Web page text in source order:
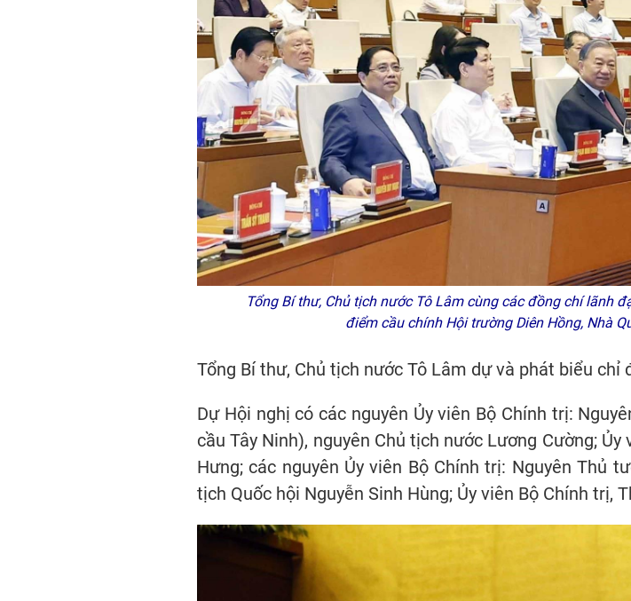
Tổng Bí thư, Chủ tịch nước Tô Lâm cùng các đồng chí lãnh
điểm cầu chính Hội trường Diên Hồng, Nhà
Tổng Bí thư, Chủ tịch nước Tô Lâm dự và phát biểu chỉ
Dự Hội nghị có các nguyên Ủy viên Bộ Chính trị:
cầu Tây Ninh), nguyên Chủ tịch nước Lương Cường;
Hưng; các nguyên Ủy viên Bộ Chính trị: Nguyên Thủ
tịch Quốc hội Nguyễn Sinh Hùng; Ủy viên Bộ Chính trị,